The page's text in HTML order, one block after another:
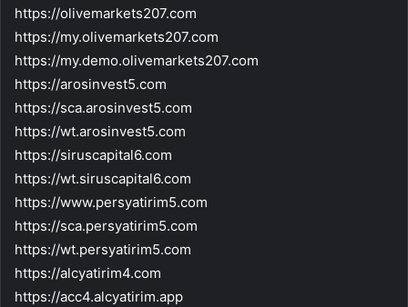
https://olivemarkets207.com
https://my.olivemarkets207.com
https://my.demo.olivemarkets207.com
https://arosinvest5.com
https://sca.arosinvest5.com
https://wt.arosinvest5.com
https://siruscapital6.com
https://wt.siruscapital6.com
https://www.persyatirim5.com
https://sca.persyatirim5.com
https://wt.persyatirim5.com
https://alcyatirim4.com
https://acc4.alcyatirim.app